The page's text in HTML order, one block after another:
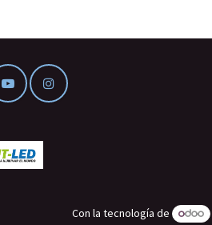
Con la tecnología de